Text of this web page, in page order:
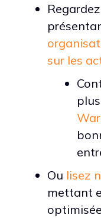
sur les
Ou lisez
mettant